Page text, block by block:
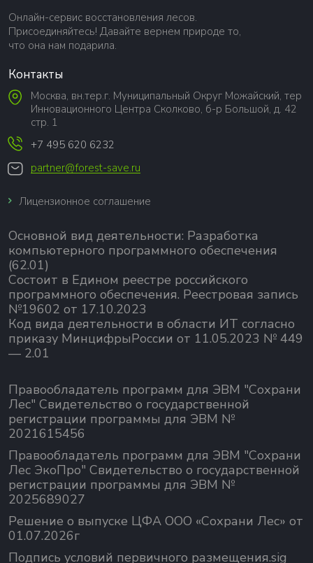
Онлайн-сервис восстановления лесов.
Присоединяйтесь! Давайте вернем природе то,
что она нам подарила.
Контакты
Москва, вн.тер.г. Муниципальный Округ Можайский, тер
Инновационного Центра Сколково, б-р Большой, д. 42
стр. 1
+7 495 620 6232
partner@forest-save.ru
Лицензионное соглашение
Основной вид деятельности: Разработка
компьютерного программного обеспечения
(62.01)
Состоит в Едином реестре российского
программного обеспечения. Реестровая запись
№19602 от 17.10.2023
Код вида деятельности в области ИТ согласно
приказу МинцифрыРоссии от 11.05.2023 № 449
— 2.01
Правообладатель программ для ЭВМ "Сохрани
Лес" Свидетельство о государственной
регистрации программы для ЭВМ №
2021615456
Правообладатель программ для ЭВМ "Сохрани
Лес ЭкоПро" Свидетельство о государственной
регистрации программы для ЭВМ №
2025689027
Решение о выпуске ЦФА ООО «Сохрани Лес» от
01.07.2026г
Подпись условий первичного размещения.sig